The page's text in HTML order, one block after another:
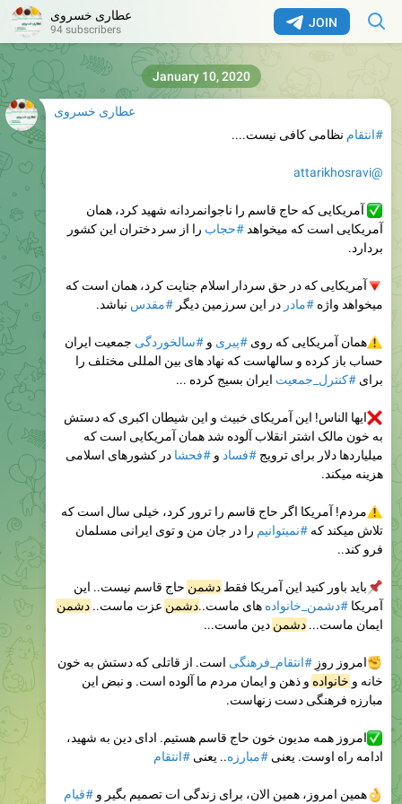
JOIN عطاری خسروی
94 subscribers
عطاری خسروی
#انتقام نظامی کافی نیست....
@attarikhosravi
آمریکایی که حاج قاسم را ناجوانمردانه شهید کرد، همان
آمریکایی است که میخواهد #حجاب را از سر دختران این کشور
بردارد.
آمریکایی که در حق سردار اسلام جنایت کرد، همان است که
میخواهد واژه #مادر در این سرزمین دیگر #مقدس نباشد.
همان آمریکایی که روی#پیری و#سالخوردگی جمعیت ایران
حساب باز کرده و سالهاست که نهاد های بین المللی مختلف را
برای #کنترل_جمعیت ایران بسیج کرده ...
ایها الناس! این آمریکای خبیث و این شیطان اکبری که دستش
به خون مالک اشتر انقلاب آلوده شد همان آمریکایی است که
میلیاردها دلار برای ترویج #فساد و #فحشا در کشورهای اسلامی
هزینه میکند.
مردم! آمریکا اگر حاج قاسم را ترور کرد، خیلی سال است که
تلاش میکند که #نمیتوانیم را در جان من و توی ایرانی مسلمان
فرو کند..
باید باور کنید این آمریکا فقطدشمن ِ حاج قاسم نیست.. این
آمریکا #دشمن_خانواده های ماست..دشمن عزت ماست.. دشمن
ایمان ماست... دشمن دین ماست...
امروز روزِ#انتقام_فرهنگی است. از قاتلی که دستش به خون
خانه و خانواده و ذهن و ایمان مردم ما آلوده است. و نبض این
مبارزه فرهنگی دست زنهاست.
امروز همه مدیون خون حاج قاسم هستیم. ادای دین به شهید،
ادامه راه اوست. یعنی #مبارزه.. یعنی #انتقام
همین امروز، همین الان، برای زندگی ات تصمیم بگیر و#قیام
January 10, 2020